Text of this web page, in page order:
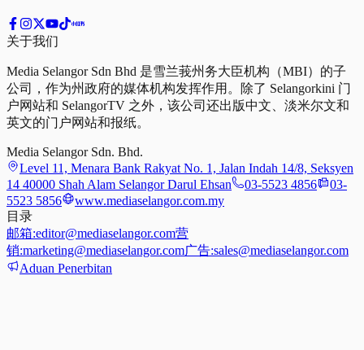
关于我们
Media Selangor Sdn Bhd 是雪兰莪州务大臣机构（MBI）的子
公司，作为州政府的媒体机构发挥作用。除了 Selangorkini 门
户网站和 SelangorTV 之外，该公司还出版中文、淡米尔文和
英文的门户网站和报纸。
Media Selangor Sdn. Bhd.
Level 11, Menara Bank Rakyat No. 1, Jalan Indah 14/8, Seksyen
14 40000 Shah Alam Selangor Darul Ehsan
03-5523 4856
03-
5523 5856
www.mediaselangor.com.my
目录
邮箱:editor@mediaselangor.com营
销:marketing@mediaselangor.com广告:sales@mediaselangor.com
Aduan Penerbitan